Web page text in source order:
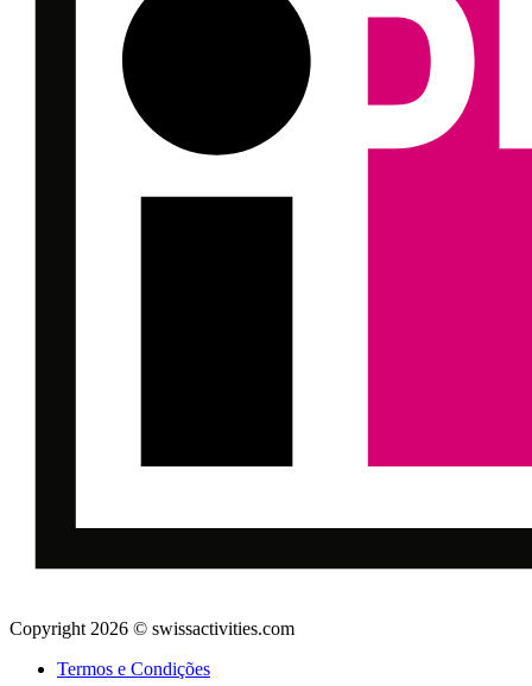
Copyright 2026 © swissactivities.com
Termos e Condições